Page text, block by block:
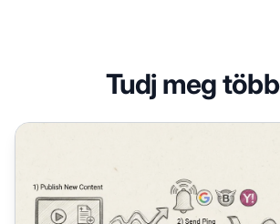
Tudj meg
Mi az a pingelés az SEO-ban? Teljes